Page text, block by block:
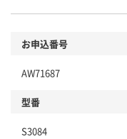
お申込番号
AW71687
型番
S3084